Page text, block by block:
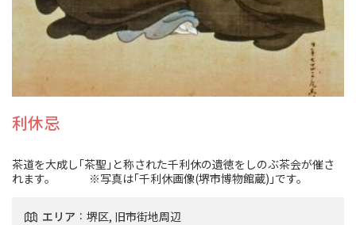
利休忌
茶道を大成し｢茶聖｣と称された千利休の遺徳をしのぶ茶会が催さ
れます。 ※写真は｢千利休画像(堺市博物館蔵)｣です。
エリア
堺区, 旧市街地周辺